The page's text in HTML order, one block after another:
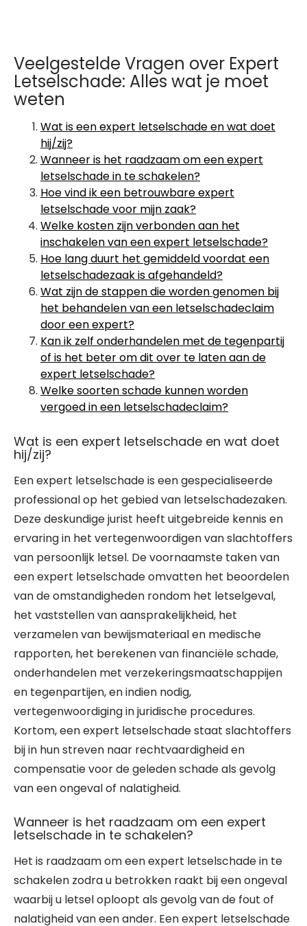
Veelgestelde Vragen over Expert
Letselschade: Alles wat je moet
weten
Wat is een expert letselschade en wat doet
hij/zij?
Wanneer is het raadzaam om een expert
letselschade in te schakelen?
Hoe vind ik een betrouwbare expert
letselschade voor mijn zaak?
Welke kosten zijn verbonden aan het
inschakelen van een expert letselschade?
Hoe lang duurt het gemiddeld voordat een
letselschadezaak is afgehandeld?
Wat zijn de stappen die worden genomen bij
het behandelen van een letselschadeclaim
door een expert?
Kan ik zelf onderhandelen met de tegenpartij
of is het beter om dit over te laten aan de
expert letselschade?
Welke soorten schade kunnen worden
vergoed in een letselschadeclaim?
Wat is een expert letselschade en wat doet
hij/zij?
Een expert letselschade is een gespecialiseerde
professional op het gebied van letselschadezaken.
Deze deskundige jurist heeft uitgebreide kennis en
ervaring in het vertegenwoordigen van slachtoffers
van persoonlijk letsel. De voornaamste taken van
een expert letselschade omvatten het beoordelen
van de omstandigheden rondom het letselgeval,
het vaststellen van aansprakelijkheid, het
verzamelen van bewijsmateriaal en medische
rapporten, het berekenen van financiële schade,
onderhandelen met verzekeringsmaatschappijen
en tegenpartijen, en indien nodig,
vertegenwoordiging in juridische procedures.
Kortom, een expert letselschade staat slachtoffers
bij in hun streven naar rechtvaardigheid en
compensatie voor de geleden schade als gevolg
van een ongeval of nalatigheid.
Wanneer is het raadzaam om een expert
letselschade in te schakelen?
Het is raadzaam om een expert letselschade in te
schakelen zodra u betrokken raakt bij een ongeval
waarbij u letsel oploopt als gevolg van de fout of
nalatigheid van een ander. Een expert letselschade